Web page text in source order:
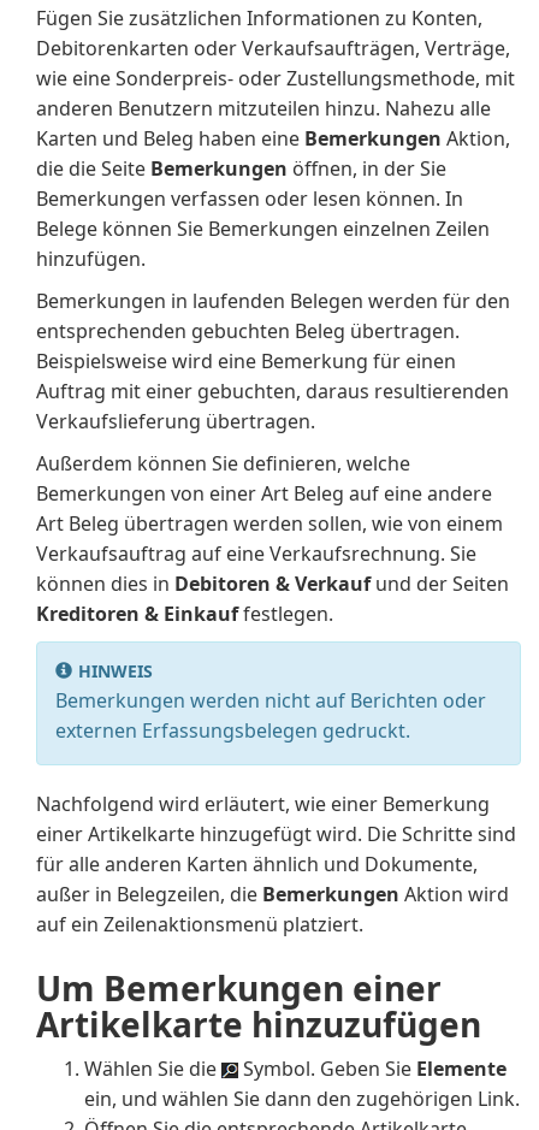
Fügen Sie zusätzlichen Informationen zu Konten,
Debitorenkarten oder Verkaufsaufträgen, Verträge,
wie eine Sonderpreis- oder Zustellungsmethode, mit
anderen Benutzern mitzuteilen hinzu. Nahezu alle
Karten und Beleg haben eine Bemerkungen Aktion,
die die Seite Bemerkungen öffnen, in der Sie
Bemerkungen verfassen oder lesen können. In
Belege können Sie Bemerkungen einzelnen Zeilen
hinzufügen.
Bemerkungen in laufenden Belegen werden für den
entsprechenden gebuchten Beleg übertragen.
Beispielsweise wird eine Bemerkung für einen
Auftrag mit einer gebuchten, daraus resultierenden
Verkaufslieferung übertragen.
Außerdem können Sie definieren, welche
Bemerkungen von einer Art Beleg auf eine andere
Art Beleg übertragen werden sollen, wie von einem
Verkaufsauftrag auf eine Verkaufsrechnung. Sie
können dies in Debitoren & Verkaufund der Seiten
Kreditoren & Einkauffestlegen.
HINWEIS
Bemerkungen werden nicht auf Berichten oder
externen Erfassungsbelegen gedruckt.
Nachfolgend wird erläutert, wie einer Bemerkung
einer Artikelkarte hinzugefügt wird. Die Schritte sind
für alle anderen Karten ähnlich und Dokumente,
außer in Belegzeilen, die Bemerkungen Aktion wird
auf ein Zeilenaktionsmenü platziert.
Um Bemerkungen einer
Artikelkarte hinzuzufügen
Wählen Sie die Symbol. Geben Sie Elemente
ein, und wählen Sie dann den zugehörigen Link.